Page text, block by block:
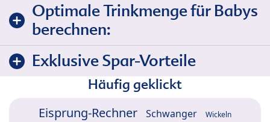
Optimale Trinkmenge für Babys
berechnen:
Exklusive Spar-Vorteile
Häufig geklickt
Eisprung-Rechner Schwanger Wickeln